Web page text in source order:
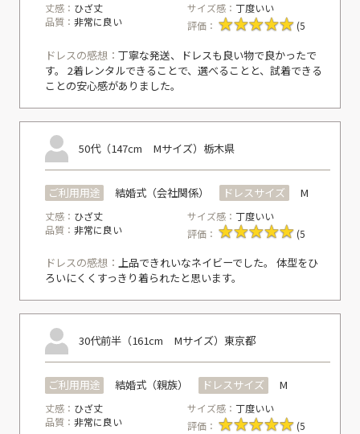
丈感： ひざ丈 サイズ感：丁度いい
品質： 非常に良い 評価： (5
ドレスの感想： 丁寧な発送、ドレスも良い物で良かったで
す。 2着レンタルできることで、選べることと、試着できる
ことの安心感がありました。
50代（147cm Mサイズ） 栃木県
ご利用用途 結婚式（会社関係） ドレスサイズ M
丈感： ひざ丈 サイズ感：丁度いい
品質： 非常に良い 評価： (5
ドレスの感想： 上品できれいなネイビーでした。 体型をひ
ろいにくくすっきり着られたと思います。
30代前半（161cm Mサイズ） 東京都
ご利用用途 結婚式（親族） ドレスサイズ M
丈感： ひざ丈 サイズ感：丁度いい
品質： 非常に良い 評価： (5